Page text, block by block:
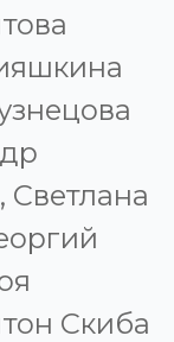
Светлана
Скиба